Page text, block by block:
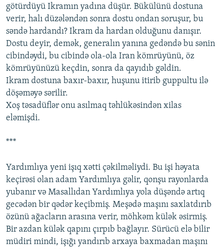
götürdüyü Ikramın yadına düşür. Bükülünü dostuna
verir, halı düzələndən sonra dostu ondan soruşur, bu
səndə hardandı? Ikram da hardan olduğunu danışır.
Dostu deyir, demək, generalın yanına gedəndə bu sənin
cibindəydi, bu cibində ola-ola Iran kömrüyünü, öz
kömrüyünüzü keçdin, sonra da qayıdıb gəldin.
Ikram dostuna baxır-baxır, huşunu itirib guppultu ilə
döşəməyə sərilir.
Xoş təsadüflər onu asılmaq təhlükəsindən xilas
eləmişdi.
***
Yardımlıya yeni işıq xətti çəkilməliydi. Bu işi həyata
keçirəsi olan adam Yardımlıya gəlir, qonşu rayonlarda
yubanır və Masallıdan Yardımlıya yola düşəndə artıq
gecədən bir qədər keçibmiş. Meşədə maşını saxlatdırıb
özünü ağacların arasına verir, möhkəm külək əsirmiş.
Bir azdan külək qapını çırpıb bağlayır. Sürücü elə bilir
müdiri mindi, işığı yandırıb arxaya baxmadan maşını